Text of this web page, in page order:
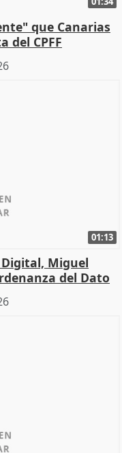
que Canarias
del CPFF
01:13
Miguel
del Dato